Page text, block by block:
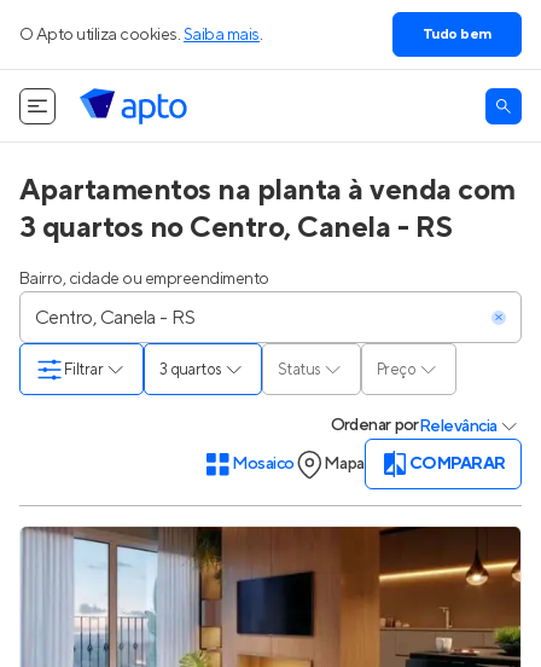
O Apto utiliza cookies. Saiba mais. Tudo bem
Apartamentos na planta à venda com
3 quartos no Centro, Canela - RS
Bairro, cidade ou empreendimento
3 quartos Status Preço
Filtrar
OrdenarporRelevância
Mosaico
Mapa COMPARAR